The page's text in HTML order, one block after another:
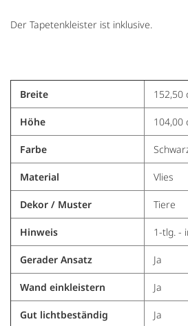
Der Tapetenkleister ist inklusive.
Breite 152,50
Höhe 104,00
Farbe
Material Vlies
Dekor / Muster Tiere
Hinweis 1-tlg. -
Gerader Ansatz Ja
Wand einkleistern Ja
Gut lichtbeständig Ja